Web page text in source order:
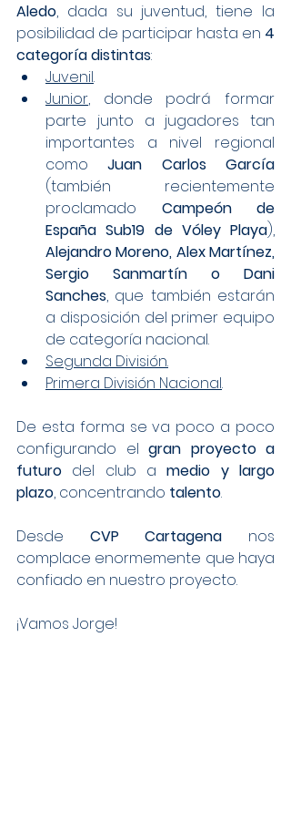
Aledo, dada su juventud, tiene la
posibilidad de participar hasta en 4
categoría distintas:
Juvenil.
Junior, donde podrá formar
parte junto a jugadores tan
importantes a nivel regional
como Juan Carlos García
(también recientemente
proclamado Campeón de
España Sub19 de Vóley Playa
Alejandro Moreno, Alex Martínez,
Sergio Sanmartín o Dani
Sanches, que también estarán
a disposición del primer equipo
de categoría nacional.
Segunda División.
Primera División Nacional.
De esta forma se va poco a poco
configurando el gran proyecto a
futuro del club a medio y largo
plazo, concentrando talento.
Desde CVP Cartagena nos
complace enormemente que haya
confiado en nuestro proyecto.
¡Vamos Jorge!